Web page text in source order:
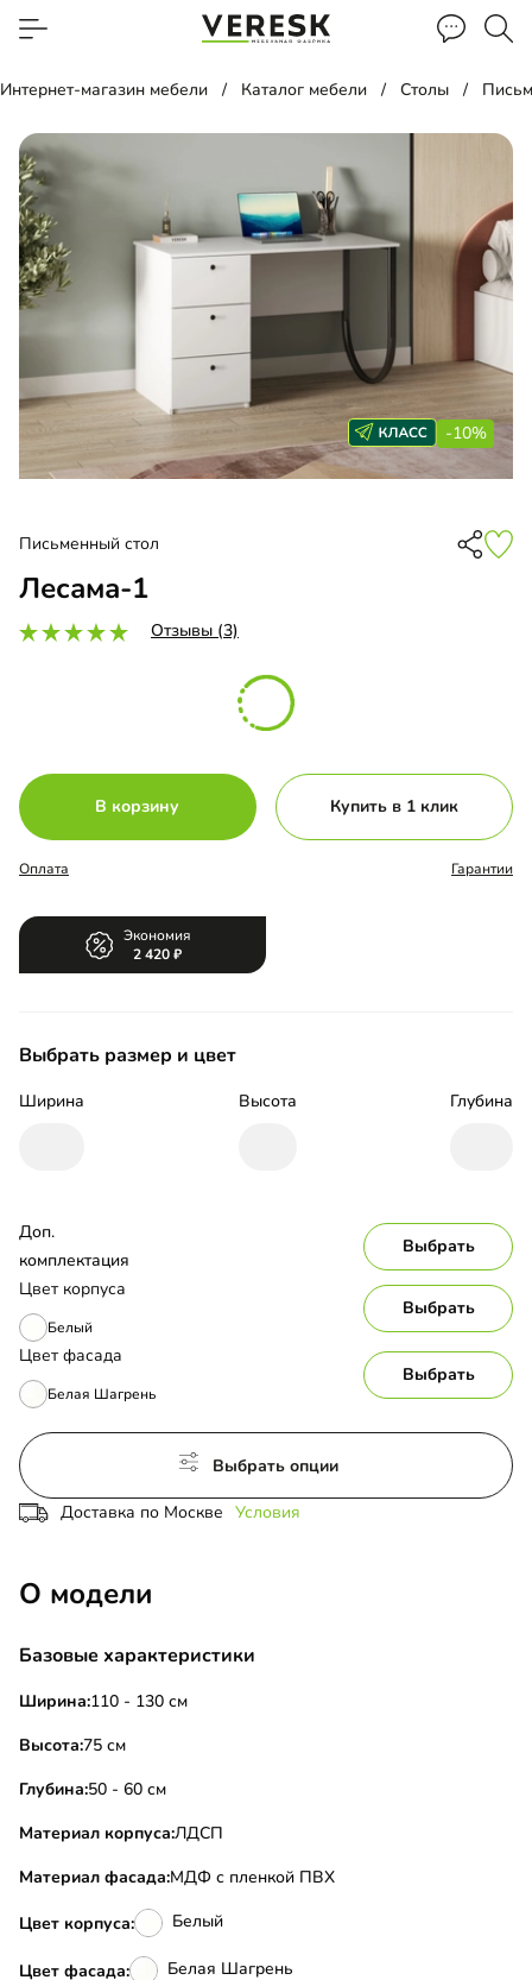
Интернет-магазин мебели Каталог мебели Столы
-10%
Письменный стол
Лесама-1
Отзывы (3)
В корзину Купить в 1 клик
Оплата Гарантии
Экономия
2 420
Выбрать размер и цвет
Ширина Высота Глубина
Цвет корпуса
Белый
Выбрать
Цвет фасада
Белая Шагрень
Выбрать
Доп.
комплектация
Выбрать
Выбрать опции
Доставка по Москве Условия
О модели
Базовые характеристики
Ширина:110 - 130 см
Высота:75 см
Глубина:50 - 60 см
Материал корпуса:ЛДСП
Материал фасада:МДФ с пленкой ПВХ
Цвет корпуса: Белый
Цвет фасада: Белая Шагрень